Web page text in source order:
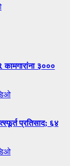
३०००
प्रतिसाद; ६४